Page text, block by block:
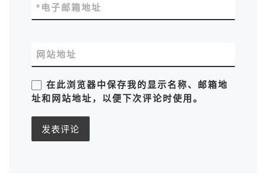
电子邮箱地址
*
网站地址
在此浏览器中保存我的显示名称、邮箱地
址和网站地址，以便下次评论时使用。